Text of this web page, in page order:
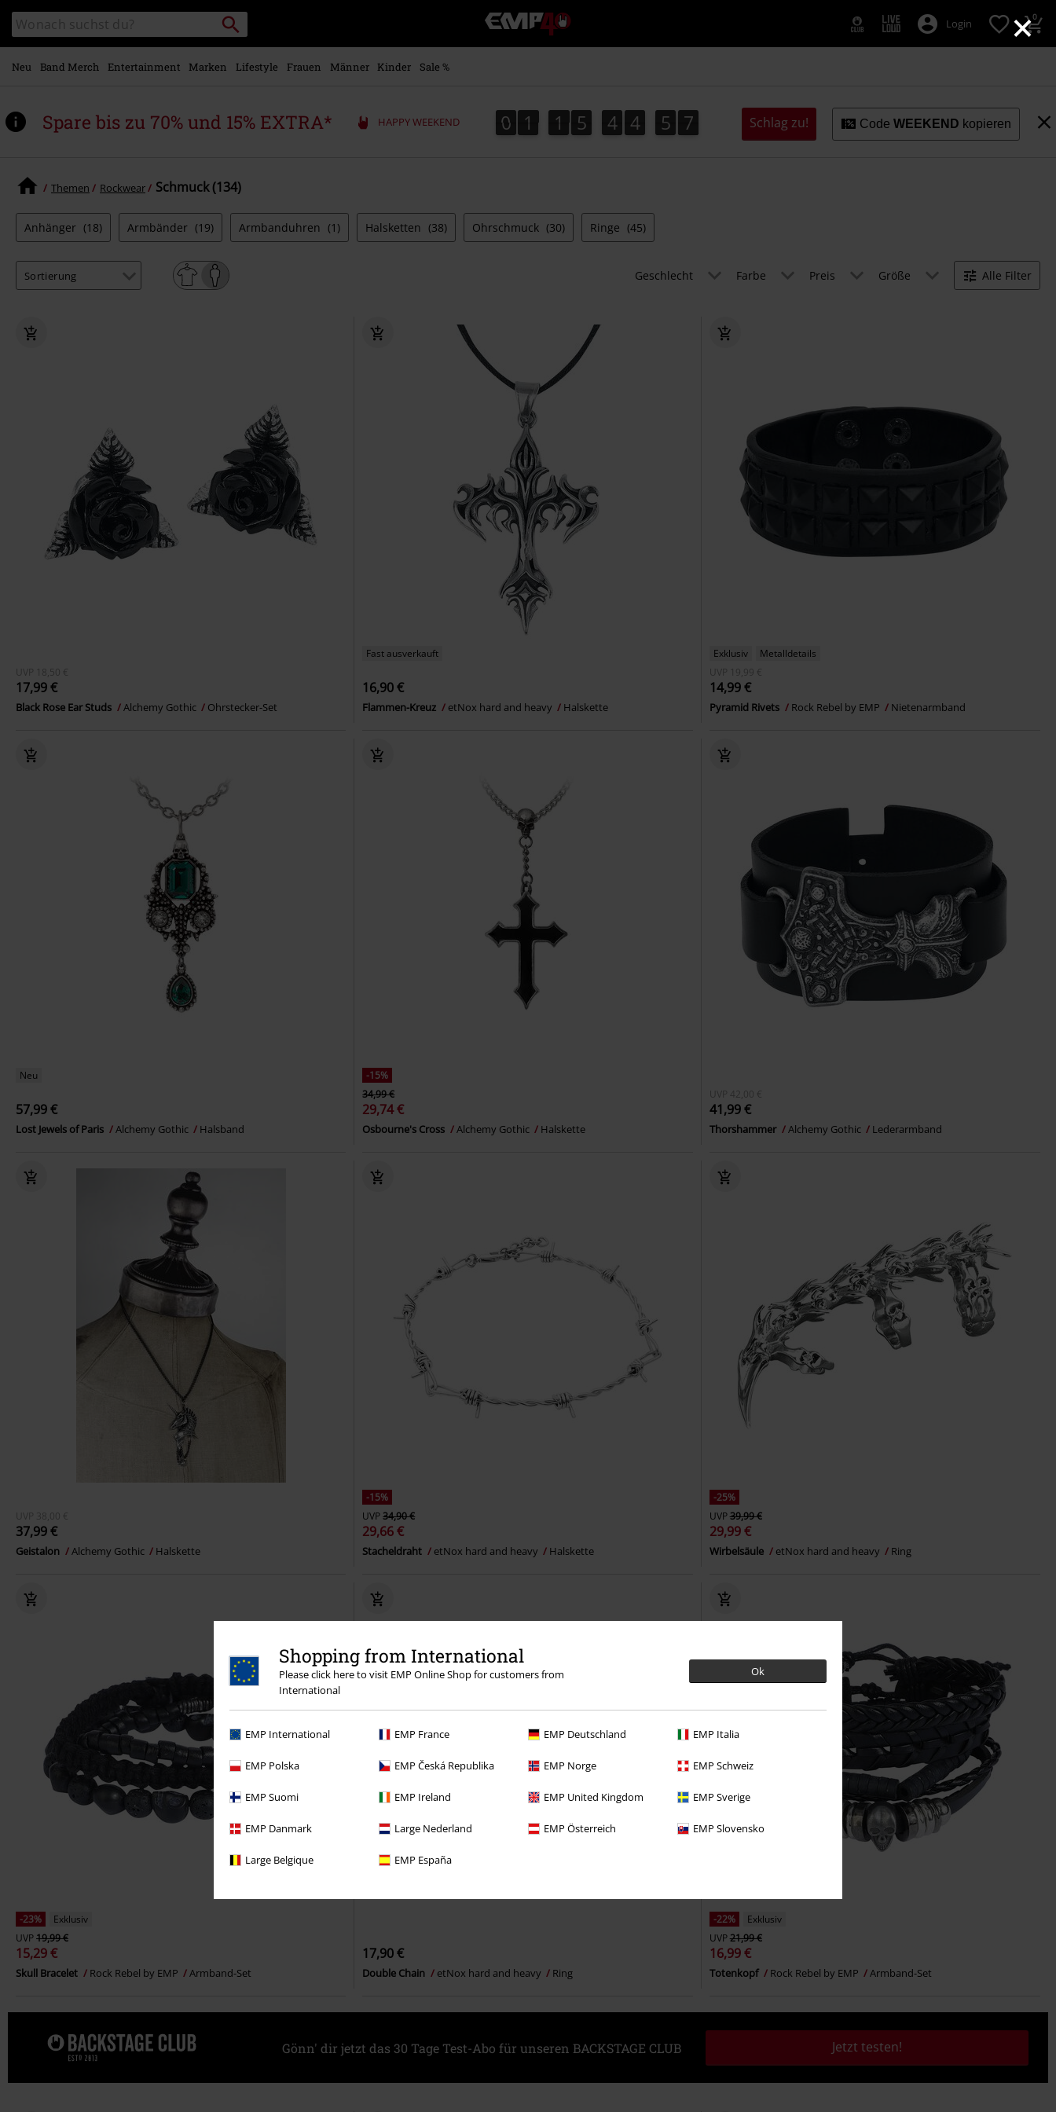
×
Shopping from International
Please click here to visit EMP Online Shop for customers from
International
Ok
EMP International EMP France EMP Deutschland EMP Italia
EMP Polska EMP Česká Republika EMP Norge EMP Schweiz
EMP Suomi EMP Ireland EMP United Kingdom EMP Sverige
EMP Danmark Large Nederland EMP Österreich EMP Slovensko
Large Belgique EMP España
Hauptinhalt
springen
Katalog
durchsuchen
Packstation
suchen
EMP
Merchandise
-
Rock
Login 0
Neu Band Merch Entertainment Marken Lifestyle Frauen Männer Kinder Sale %
Spare bis zu 70% und 15% EXTRA* HAPPY WEEKEND 0
0 1
1 1
1 5
5 4
4 4
5
4 5
0
5 5
6
5
7
6 Schlag zu! CodeWEEKEND kopieren
Themen Rockwear Schmuck (134)
Anhänger (18) Armbänder (19) Armbanduhren (1) Halsketten (38) Ohrschmuck (30) Ringe (45)
Geschlecht Farbe Preis Größe Alle Filter
UVP 18,50 €
17,99 €
Black Rose Ear Studs Alchemy Gothic Ohrstecker-Set
Fast ausverkauft
16,90 €
Flammen-Kreuz etNox hard and heavy Halskette
Exklusiv
Metalldetails
UVP
19,99 €
14,99 €
Pyramid Rivets Rock Rebel by EMP Nietenarmband
Neu
57,99 €
Lost Jewels of Paris Alchemy Gothic Halsband
-15%
34,99 €
29,74 €
Osbourne's Cross Alchemy Gothic Halskette
UVP 42,00 €
41,99 €
Thorshammer Alchemy Gothic Lederarmband
UVP 38,00 €
37,99 €
Geistalon Alchemy Gothic Halskette
-15%
UVP34,90 €
29,66 €
Stacheldraht etNox hard and heavy Halskette
-25%
UVP39,99 €
29,99 €
Wirbelsäule etNox hard and heavy Ring
-23%
Exklusiv
UVP19,99 €
15,29 €
Skull Bracelet Rock Rebel by EMP Armband-Set
17,90 €
Double Chain etNox hard and heavy Ring
-22%
Exklusiv
UVP21,99 €
16,99 €
Totenkopf Rock Rebel by EMP Armband-Set
Gönn' dir jetzt das 30 Tage Test-Abo für unseren BACKSTAGE CLUB Jetzt testen!